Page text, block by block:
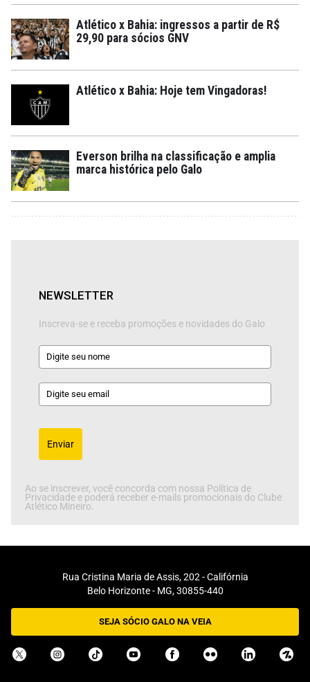
Atlético x Bahia: ingressos a partir de R$
29,90 para sócios GNV
Atlético x Bahia: Hoje tem Vingadoras!
Everson brilha na classificação e amplia
marca histórica pelo Galo
NEWSLETTER
Inscreva-se e receba promoções e novidades do Galo
Enviar
Ao se inscrever, você concorda com nossa Política de
Privacidade e poderá receber e-mails promocionais do Clube
Atlético Mineiro.
Rua Cristina Maria de Assis, 202 - Califórnia
Belo Horizonte - MG, 30855-440
SEJA SÓCIO GALO NA VEIA